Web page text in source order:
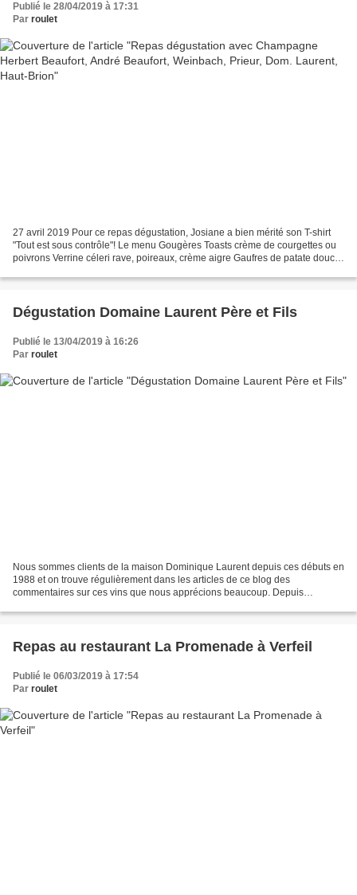
Publié le 28/04/2019 à 17:31
Par roulet
27 avril 2019 Pour ce repas dégustation, Josiane a bien mérité son T-shirt
"Tout est sous contrôle"! Le menu Gougères Toasts crème de courgettes ou
poivrons Verrine céleri rave, poireaux, crème aigre Gaufres de patate douce,
Dégustation Domaine Laurent Père et Fils
Publié le 13/04/2019 à 16:26
Par roulet
Nous sommes clients de la maison Dominique Laurent depuis ces débuts en
1988 et on trouve régulièrement dans les articles de ce blog des
commentaires sur ces vins que nous apprécions beaucoup. Depuis
Repas au restaurant La Promenade à Verfeil
Publié le 06/03/2019 à 17:54
Par roulet